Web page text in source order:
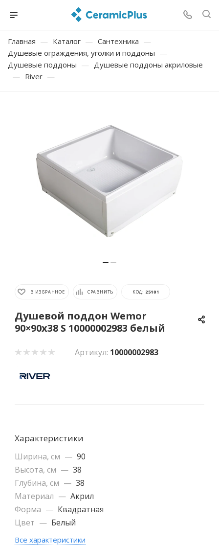
Главная — Каталог — Сантехника —
Душевые ограждения, уголки и поддоны —
Душевые поддоны — Душевые поддоны акриловые
— River —
В ИЗБРАННОЕ СРАВНИТЬ КОД: 25101
Душевой поддон Wemor
90×90x38 S 10000002983 белый
Артикул: 10000002983
Характеристики
Ширина, см — 90
Высота, см — 38
Глубина, см — 38
Материал — Акрил
Форма — Квадратная
Цвет — Белый
Все характеристики